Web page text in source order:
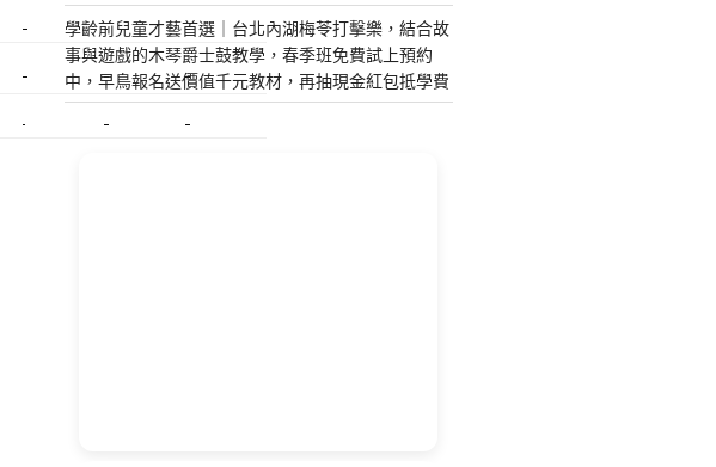
學齡前兒童才藝首選｜台北內湖梅苓打擊樂，結合故
事與遊戲的木琴爵士鼓教學，春季班免費試上預約
中，早鳥報名送價值千元教材，再抽現金紅包抵學費